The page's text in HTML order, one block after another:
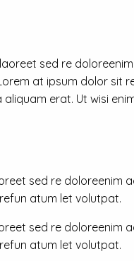
sed re
at ipsum dolor sit
erat. Ut wisi
sed re doloreenim
atum let volutpat.
sed re doloreenim
atum let volutpat.